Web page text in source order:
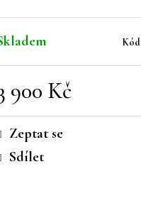
900 Kč
Zeptat se
Sdílet